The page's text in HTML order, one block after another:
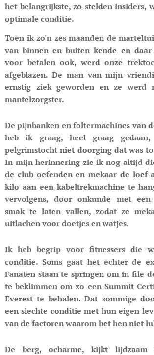
het belangrijkste, zo stelden insiders,
optimale conditie.
Toen ik zo'n zes maanden de
van binnen en buiten kende en
voor betalen ook, werd onze
afgeblazen. De man van mijn
ernstig ziek geworden en ze werd
mantelzorgster.
De pijnbanken en foltermachines van
heb ik graag, heel graag
pelgrimstocht niet doorging dat was
In mijn herinnering zie ik nog altijd
de club oefenden en mekaar de loef
kilo aan een kabeltrekmachine te
vervolgens, door onkunde met een
smak te laten vallen, zodat ze
uitlachen voor doetjes en watjes.
Ik heb begrip voor fitnessers die
conditie. Soms gaat het echter de
Fanaten staan te springen om in file
te beklimmen om zo een Summit
Everest te behalen. Dat sommige
een slechte conditie met hun eigen
van de factoren waarom het hen niet
De berg, ocharme, kijkt